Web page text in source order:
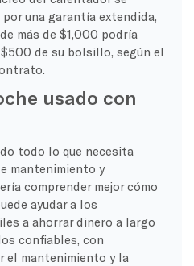
una garantía extendida,
más de $1,000 podría
de su bolsillo, según el
usado con
todo lo que necesita
mantenimiento y
comprender mejor cómo
ayudar a los
a ahorrar dinero a largo
confiables, con
el mantenimiento y la